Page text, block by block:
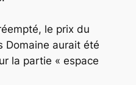
le prix du
Domaine aurait été
la partie « espace